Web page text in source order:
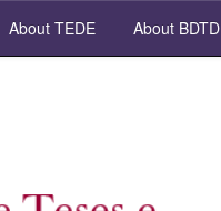
About TEDE About BDTD